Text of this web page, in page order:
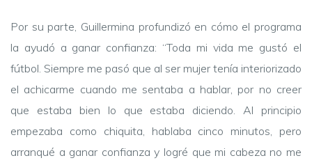
Por su parte, Guillermina profundizó en cómo el programa
la ayudó a ganar confianza: “Toda mi vida me gustó el
fútbol. Siempre me pasó que al ser mujer tenía interiorizado
el achicarme cuando me sentaba a hablar, por no creer
que estaba bien lo que estaba diciendo. Al principio
empezaba como chiquita, hablaba cinco minutos, pero
arranqué a ganar confianza y logré que mi cabeza no me